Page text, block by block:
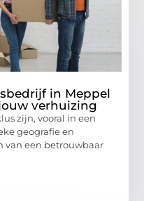
in Meppel
verhuizing
zijn, vooral in een
geografie en
van een betrouwbaar